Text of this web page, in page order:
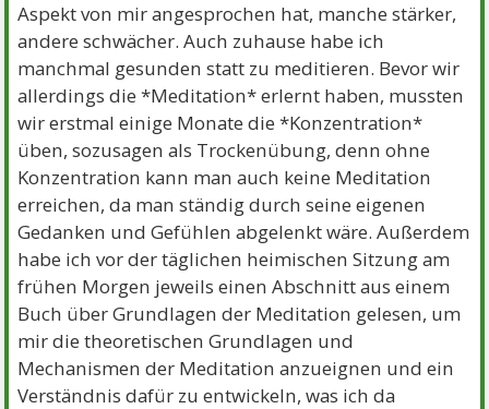
Aspekt von mir angesprochen hat, manche stärker,
andere schwächer. Auch zuhause habe ich
manchmal gesunden statt zu meditieren. Bevor wir
allerdings die *Meditation* erlernt haben, mussten
wir erstmal einige Monate die *Konzentration*
üben, sozusagen als Trockenübung, denn ohne
Konzentration kann man auch keine Meditation
erreichen, da man ständig durch seine eigenen
Gedanken und Gefühlen abgelenkt wäre. Außerdem
habe ich vor der täglichen heimischen Sitzung am
frühen Morgen jeweils einen Abschnitt aus einem
Buch über Grundlagen der Meditation gelesen, um
mir die theoretischen Grundlagen und
Mechanismen der Meditation anzueignen und ein
Verständnis dafür zu entwickeln, was ich da